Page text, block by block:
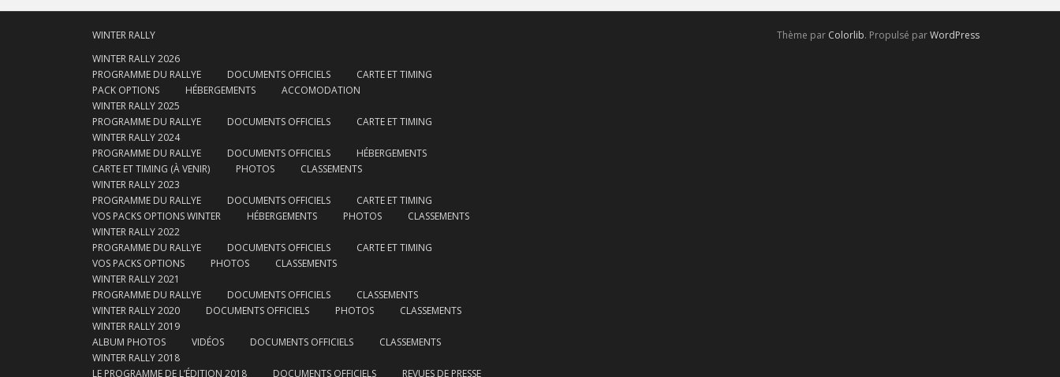
WINTER RALLY
WINTER RALLY 2026
PROGRAMME DU RALLYE
DOCUMENTS OFFICIELS
CARTE ET TIMING
PACK OPTIONS
HÉBERGEMENTS
ACCOMODATION
WINTER RALLY 2025
PROGRAMME DU RALLYE
DOCUMENTS OFFICIELS
CARTE ET TIMING
WINTER RALLY 2024
PROGRAMME DU RALLYE
DOCUMENTS OFFICIELS
HÉBERGEMENTS
CARTE ET TIMING (À VENIR)
PHOTOS
CLASSEMENTS
WINTER RALLY 2023
PROGRAMME DU RALLYE
DOCUMENTS OFFICIELS
CARTE ET TIMING
VOS PACKS OPTIONS WINTER
HÉBERGEMENTS PHOTOS
CLASSEMENTS
WINTER RALLY 2022
PROGRAMME DU RALLYE
DOCUMENTS OFFICIELS
CARTE ET TIMING
VOS PACKS OPTIONS
PHOTOS
CLASSEMENTS
WINTER RALLY 2021
PROGRAMME DU RALLYE
DOCUMENTS OFFICIELS
CLASSEMENTS
WINTER RALLY 2020
DOCUMENTS OFFICIELS PHOTOS
CLASSEMENTS
WINTER RALLY 2019
ALBUM PHOTOS
VIDÉOS DOCUMENTS OFFICIELS
CLASSEMENTS
WINTER RALLY 2018
LE PROGRAMME DE L’ÉDITION 2018
DOCUMENTS OFFICIELS REVUES DE PRESSE
Thème par Colorlib. Propulsé parWordPress